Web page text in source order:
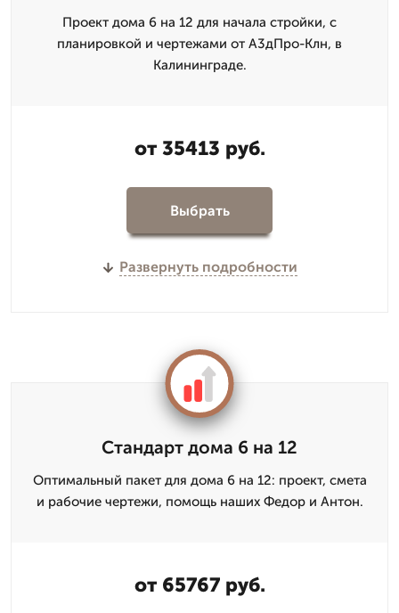
Проект дома 6 на 12 для начала стройки, с
планировкой и чертежами от А3дПро-Клн, в
Калининграде.
от 35413 руб.
Выбрать
Развернуть подробности
Стандарт дома 6 на 12
Оптимальный пакет для дома 6 на 12: проект, смета
и рабочие чертежи, помощь наших Федор и Антон.
от 65767 руб.